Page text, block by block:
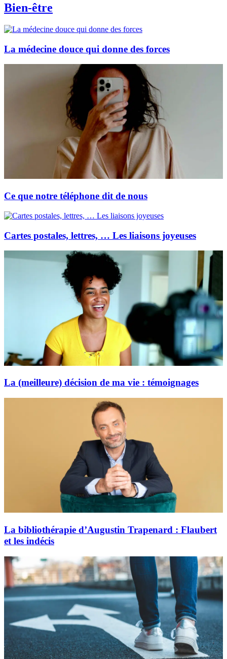
Bien-être
La médecine douce qui donne des forces
Ce que notre téléphone dit de nous
Cartes postales, lettres, … Les liaisons joyeuses
La (meilleure) décision de ma vie : témoignages
La bibliothérapie d’Augustin Trapenard : Flaubert
et les indécis